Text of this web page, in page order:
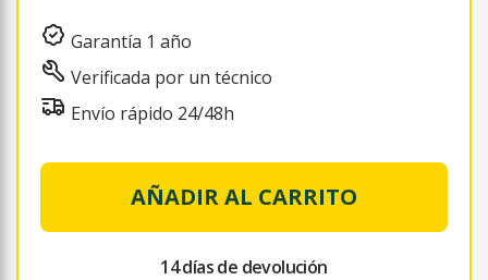
Garantía 1 año
Verificada por un técnico
Envío rápido 24/48h
AÑADIR AL CARRITO
14 días de devolución